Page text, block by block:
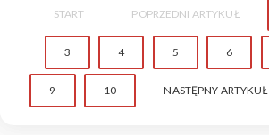
START POPRZEDNI ARTYKUŁ
3 4 5 6
9 10 NASTĘPNY ARTYKUŁ